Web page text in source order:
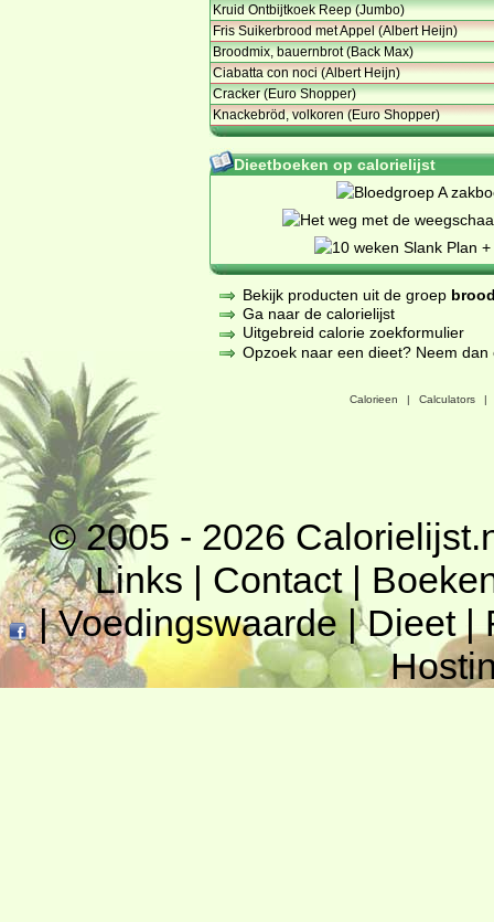
Kruid Ontbijtkoek Reep (Jumbo)
Fris Suikerbrood met Appel (Albert Heijn)
Broodmix, bauernbrot (Back Max)
Ciabatta con noci (Albert Heijn)
Cracker (Euro Shopper)
Knackebröd, volkoren (Euro Shopper)
Dieetboeken op calorielijst
Bekijk producten uit de groep
Ga naar de calorielijst
Uitgebreid calorie zoekformulier
Opzoek naar een dieet? Neem
Calorieen | Calculators |
© 2005 - 2026
Links | Contact|
|Voedingswaarde|Dieet|